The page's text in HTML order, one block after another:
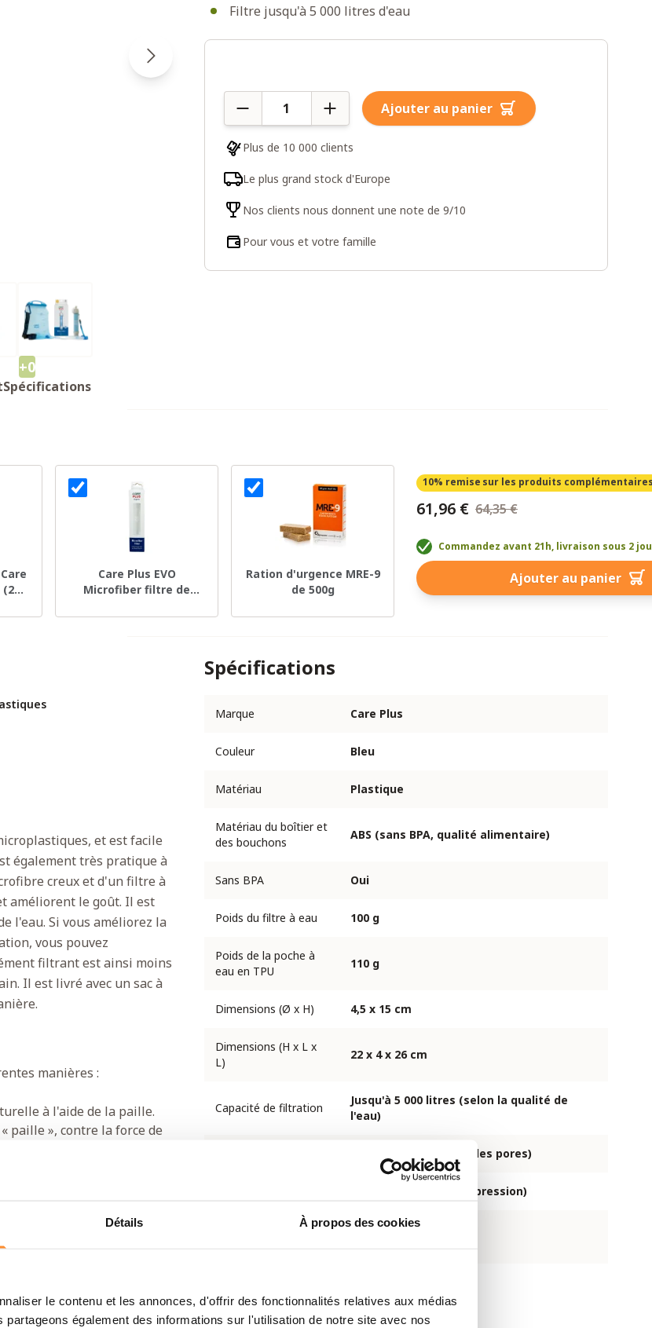
Détails À propos des cookies
le contenu et les annonces, d'offrir des fonctionnalités relatives aux médias
également des informations sur l'utilisation de notre site avec nos
+0
Filtre jusqu'à 5 000 litres d'eau
Ajouter au panier
Plus de 10 000 clients
Le plus grand stock d'Europe
Nos clients nous donnent une note de 9/10
Pour vous et votre famille
Spécifications
(2
Care Plus EVO
Microfiber filtre de
Ration d'urgence MRE-9
de 500g
10% remise sur les produits
61,96 € 64,35 €
Commandez avant 21h, livraison sous 2
Ajouter au panier
et est facile
également très pratique à
creux et d'un filtre à
améliorent le goût. Il est
l'eau. Si vous améliorez la
vous pouvez
filtrant est ainsi moins
Il est livré avec un sac à
manières :
à l'aide de la paille.
paille », contre la force de
en la connectant
Spécifications
Marque Care Plus
Couleur Bleu
Matériau Plastique
Matériau du boîtier et
des bouchons
ABS (sans BPA, qualité alimentaire)
Sans BPA Oui
Poids du filtre à eau 100 g
Poids de la poche à
eau en TPU
110 g
Dimensions (Ø x H) 4,5 x 15 cm
Dimensions (H x L x
L)
22 x 4 x 26 cm
Capacité de filtration
Jusqu'à 5 000 litres (selon la qualité de
l'eau)
0,1 micron (diamètre des pores)
450 ml/min (sans compression)
Filtre les bactéries (E.
protozoaires (Giardia,
Cryptosporidium)
99,9 %